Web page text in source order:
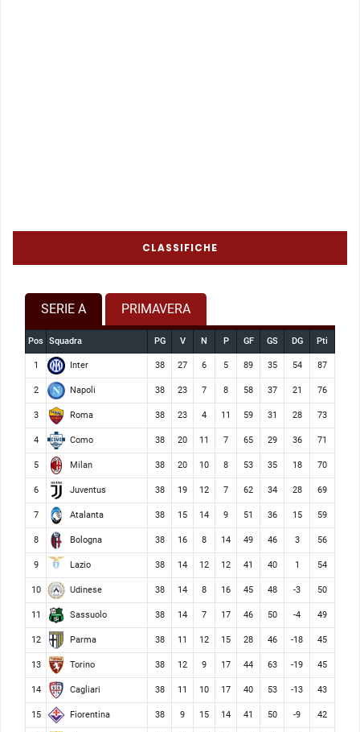
CLASSIFICHE
SERIE A PRIMAVERA
Pos Squadra PG V N P GF GS DG Pti
1 Inter 38 27 6 5 89 35 54 87
2 Napoli 38 23 7 8 58 37 21 76
3 Roma 38 23 4 11 59 31 28 73
4 Como 38 20 11 7 65 29 36 71
5 Milan 38 20 10 8 53 35 18 70
6 Juventus 38 19 12 7 62 34 28 69
7 Atalanta 38 15 14 9 51 36 15 59
8 Bologna 38 16 8 14 49 46 3 56
9 Lazio 38 14 12 12 41 40 1 54
10 Udinese 38 14 8 16 45 48 -3 50
11 Sassuolo 38 14 7 17 46 50 -4 49
12 Parma 38 11 12 15 28 46 -18 45
13 Torino 38 12 9 17 44 63 -19 45
14 Cagliari 38 11 10 17 40 53 -13 43
15 Fiorentina 38 9 15 14 41 50 -9 42